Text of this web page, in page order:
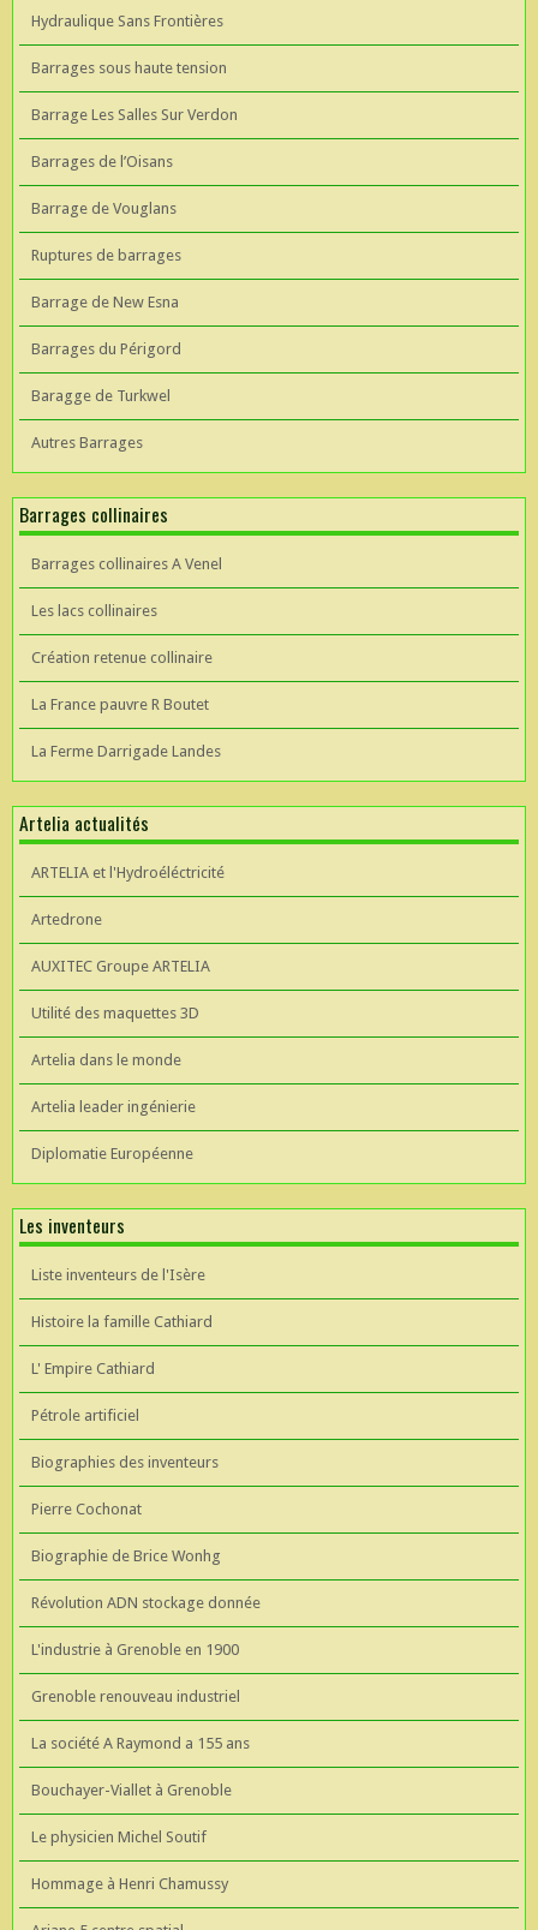
Hydraulique Sans Frontières
Barrages sous haute tension
Barrage Les Salles Sur Verdon
Barrages de l’Oisans
Barrage de Vouglans
Ruptures de barrages
Barrage de New Esna
Barrages du Périgord
Baragge de Turkwel
Autres Barrages
Barrages collinaires
Barrages collinaires A Venel
Les lacs collinaires
Création retenue collinaire
La France pauvre R Boutet
La Ferme Darrigade Landes
Artelia actualités
ARTELIA et l'Hydroéléctricité
Artedrone
AUXITEC Groupe ARTELIA
Utilité des maquettes 3D
Artelia dans le monde
Artelia leader ingénierie
Diplomatie Européenne
Les inventeurs
Liste inventeurs de l'Isère
Histoire la famille Cathiard
L' Empire Cathiard
Pétrole artificiel
Biographies des inventeurs
Pierre Cochonat
Biographie de Brice Wonhg
Révolution ADN stockage donnée
L'industrie à Grenoble en 1900
Grenoble renouveau industriel
La société A Raymond a 155 ans
Bouchayer-Viallet à Grenoble
Le physicien Michel Soutif
Hommage à Henri Chamussy